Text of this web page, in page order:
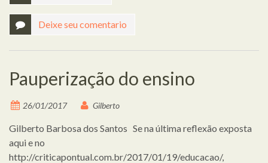
Deixe seu comentario
Pauperização do ensino
26/01/2017 Gilberto
Gilberto Barbosa dos Santos Se na última reflexão exposta
aqui e no
http://criticapontual.com.br/2017/01/19/educacao/,